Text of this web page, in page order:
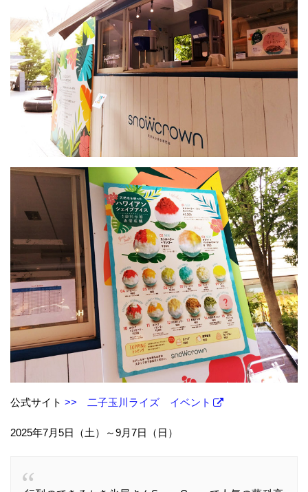
公式サイト >> 二子玉川ライズ イベント
2025年7月5日（土）～9月7日（日）